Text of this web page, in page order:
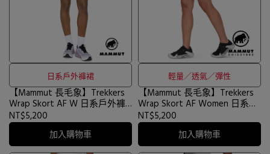
日系戶外褲裙
【Mammut 長毛象】Trekkers
Wrap Skort AF W 日系戶外褲
裙 黑色 女款 #1023-01091
NT$5,200
加入購物車
輕量／透氣／彈性
【Mammut 長毛象】Trekkers
Wrap Skort AF Women 日系戶
外褲裙 女款 黏土棕 #1023-
01090
NT$5,200
加入購物車